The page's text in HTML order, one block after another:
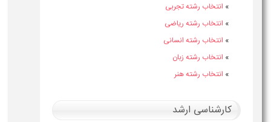
» انتخاب رشته تجربی
» انتخاب رشته ریاضی
» انتخاب رشته انسانی
» انتخاب رشته زبان
» انتخاب رشته هنر
کارشناسی ارشد